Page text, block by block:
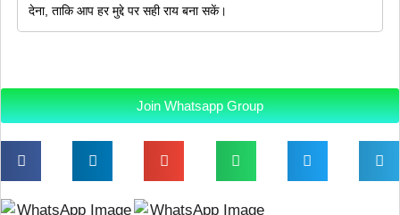
देना, ताकि आप हर मुद्दे पर सही राय बना सकें।
Join Whatsapp Group